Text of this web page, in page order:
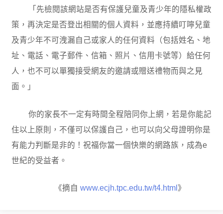
「先檢閱該網站是否有保護兒童及青少年的隱私權政
策，再決定是否登出相關的個人資料，並應持續叮嚀兒童
及青少年不可洩漏自己或家人的任何資料（包括姓名、地
址、電話、電子郵件、信箱、照片、信用卡號等）給任何
人，也不可以單獨接受網友的邀請或贈送禮物而與之見
面。」
你的家長不一定有時間全程陪同你上網，若是你能記
住以上原則，不僅可以保護自己，也可以向父母證明你是
有能力判斷是非的！祝福你當一個快樂的網路族，成為e
世紀的受益者。
《摘自 www.ecjh.tpc.edu.tw/t4.html 》